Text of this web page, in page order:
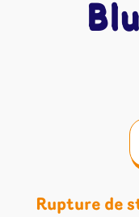
Rupture de